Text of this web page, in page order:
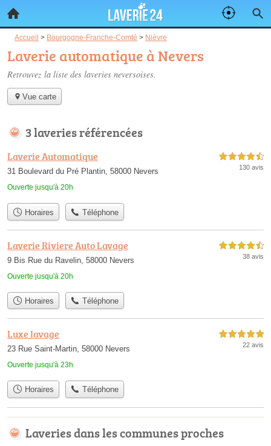
Accueil > Bourgogne-Franche-Comté > Nièvre
Laverie automatique à Nevers
Retrouvez la liste des laveries neversoises.
Vue carte
3 laveries référencées
Laverie Automatique
31 Boulevard du Pré Plantin, 58000 Nevers
Ouverte jusqu'à 20h
4,5 étoiles sur 5
130 avis
Horaires Téléphone
Laverie Riviere Auto Lavage
9 Bis Rue du Ravelin, 58000 Nevers
Ouverte jusqu'à 20h
4,5 étoiles sur 5
38 avis
Horaires Téléphone
Luxe lavage
23 Rue Saint-Martin, 58000 Nevers
Ouverte jusqu'à 23h
5,0 étoiles sur 5
22 avis
Horaires Téléphone
Laveries dans les communes proches